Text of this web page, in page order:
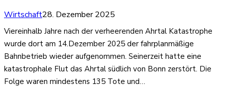
Wirtschaft28. Dezember 2025
Viereinhalb Jahre nach der verheerenden Ahrtal Katastrophe
wurde dort am 14.Dezember 2025 der fahrplanmäßige
Bahnbetrieb wieder aufgenommen. Seinerzeit hatte eine
katastrophale Flut das Ahrtal südlich von Bonn zerstört. Die
Folge waren mindestens 135 Tote und…